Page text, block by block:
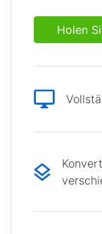
Holen